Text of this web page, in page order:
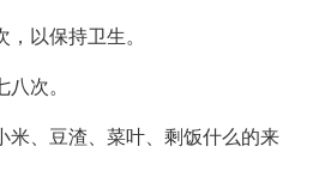
以保持卫生。
次。
米、豆渣、菜叶、剩饭什么的来